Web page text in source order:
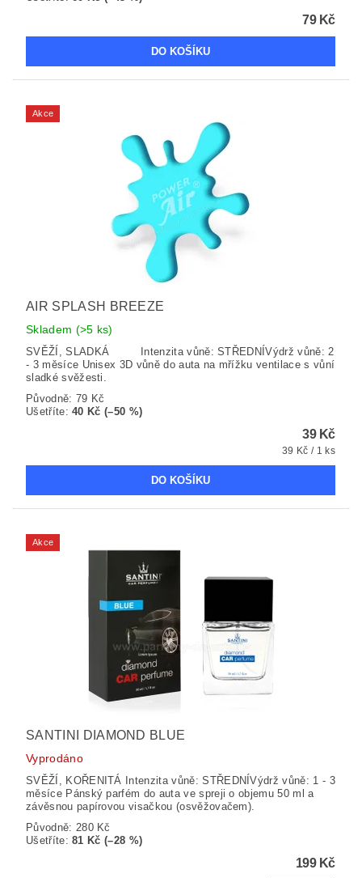
79 Kč
Akce
AIR SPLASH BREEZE
Skladem (>5 ks)
SVĚŽÍ, SLADKÁ Intenzita vůně: STŘEDNÍVýdrž vůně: 2
- 3 měsíce Unisex 3D vůně do auta na mřížku ventilace s vůní
sladké svěžesti.
Původně: 79 Kč
Ušetříte:40 Kč (–50 %)
39 Kč
39 Kč / 1 ks
Akce
SANTINI DIAMOND BLUE
Vyprodáno
SVĚŽÍ, KOŘENITÁ Intenzita vůně: STŘEDNÍVýdrž vůně: 1 - 3
měsíce Pánský parfém do auta ve spreji o objemu 50 ml a
závěsnou papírovou visačkou (osvěžovačem).
Původně: 280 Kč
Ušetříte:81 Kč (–28 %)
199 Kč